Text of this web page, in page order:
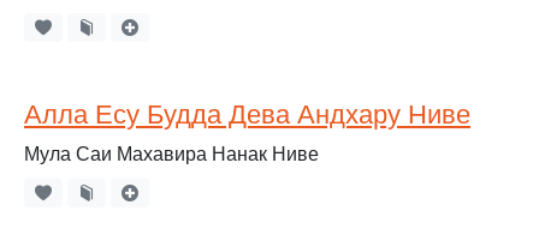
Алла Есу Будда Дева Андхару Ниве
Мула Саи Махавира Нанак Ниве